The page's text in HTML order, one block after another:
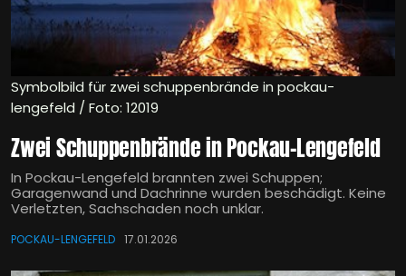
Symbolbild für zwei schuppenbrände in pockau-
lengefeld / Foto: 12019
Zwei Schuppenbrände in Pockau-Lengefeld
In Pockau-Lengefeld brannten zwei Schuppen;
Garagenwand und Dachrinne wurden beschädigt. Keine
Verletzten, Sachschaden noch unklar.
POCKAU-LENGEFELD 17.01.2026